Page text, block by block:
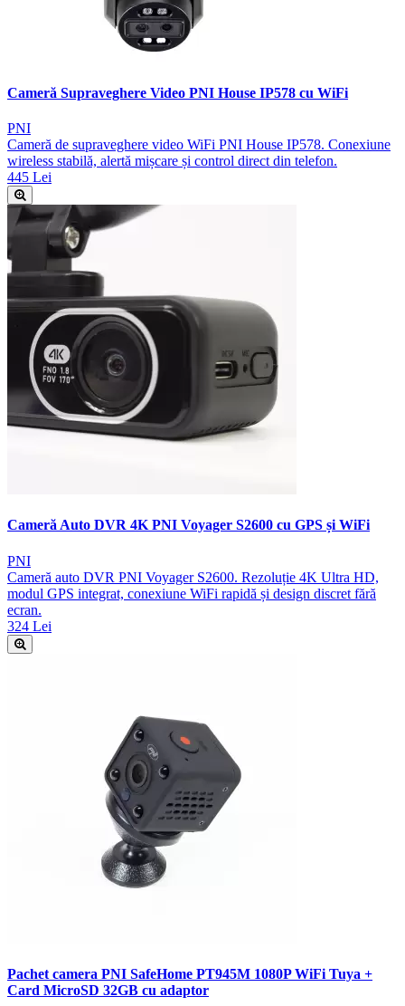
Cameră Supraveghere Video PNI House IP578 cu WiFi
PNI
Cameră de supraveghere video WiFi PNI House IP578. Conexiune
wireless stabilă, alertă mișcare și control direct din telefon.
445 Lei
Cameră Auto DVR 4K PNI Voyager S2600 cu GPS și WiFi
PNI
Cameră auto DVR PNI Voyager S2600. Rezoluție 4K Ultra HD,
modul GPS integrat, conexiune WiFi rapidă și design discret fără
ecran.
324 Lei
Pachet camera PNI SafeHome PT945M 1080P WiFi Tuya +
Card MicroSD 32GB cu adaptor